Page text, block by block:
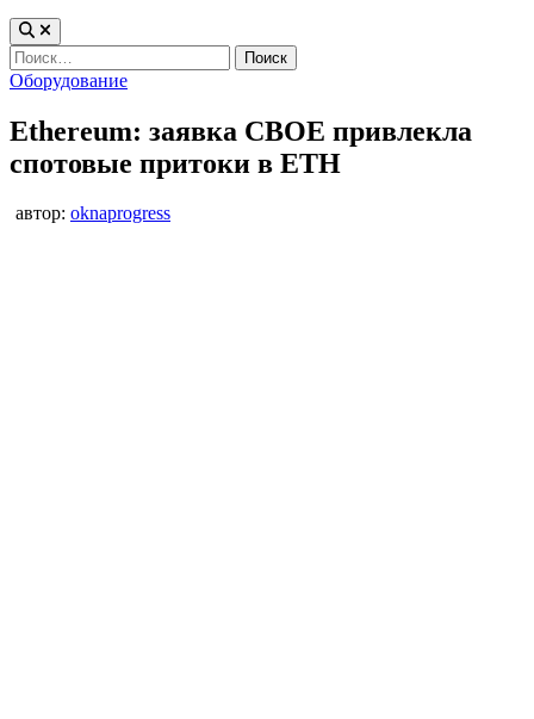
Найти:
Опубликовано
Оборудование
Ethereum: заявка CBOE привлекла
спотовые притоки в ETH
автор: oknaprogress